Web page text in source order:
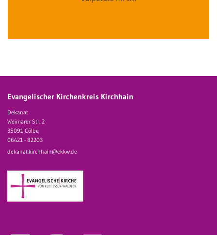
Evangelischer Kirchenkreis Kirchhain
Dekanat
Weimarer Str. 2
35091 Cölbe
06421 - 82203
dekanat.kirchhain@ekkw.de